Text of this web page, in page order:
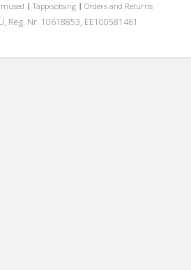
Täppisotsing Orders and Returns
Reg. Nr. 10618853, EE100581461